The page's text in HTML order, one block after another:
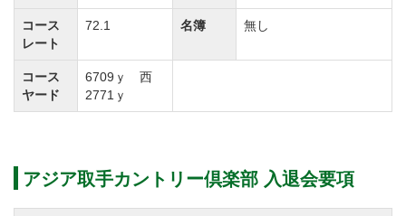
樹木が立ち並んでいてテクニカルな造りです。池、マ
ウンドが巧妙に配されているので上級者も楽しめま
す。
また距離もあり、全体的にタフに仕上がっています。
池が全ホールに配置されているのが特徴的です。飛距
離よりもショットの精度が求められます。
コース
レート
72.1 名簿 無し
コース
ヤード
6709ｙ 西
2771ｙ
アジア取手カントリー倶楽部 入退会要項